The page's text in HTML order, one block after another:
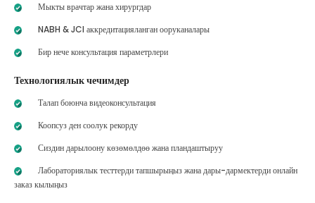
Мыкты врачтар жана хирургдар
NABH & JCI аккредитацияланган ооруканалары
Бир нече консультация параметрлери
Технологиялык чечимдер
Талап боюнча видеоконсультация
Коопсуз ден соолук рекорду
Сиздин дарылоону көзөмөлдөө жана пландаштыруу
Лабораториялык тесттерди тапшырыңыз жана дары-дармектерди онлайн
заказ кылыңыз